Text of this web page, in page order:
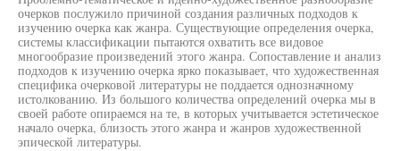
очерков послужило причиной создания различных подходов к
изучению очерка как жанра. Существующие определения очерка,
системы классификации пытаются охватить все видовое
многообразие произведений этого жанра. Сопоставление и анализ
подходов к изучению очерка ярко показывает, что художественная
специфика очерковой литературы не поддается однозначному
истолкованию. Из большого количества определений очерка мы в
своей работе опираемся на те, в которых учитывается эстетическое
начало очерка, близость этого жанра и жанров художественной
эпической литературы.